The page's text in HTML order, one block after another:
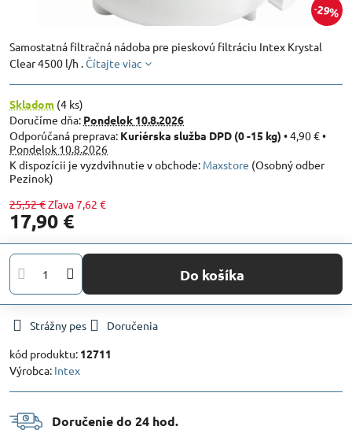
29%
Samostatná filtračná nádoba pre pieskovú filtráciu Intex Krystal
Clear 4500 l/h .Čítajte viac
Skladom (4 ks)
Doručíme dňa: Pondelok 10.8.2026
Kuriérska služba DPD (0 -15 kg) •4,90 €•
Pondelok 10.8.2026
Maxstore (Osobný odber
Pezinok)
25,52 €Zľava7,62 €
17,90 €
Do košíka
Strážny pes
Doručenia
kód produktu: 12711
Výrobca: Intex
Doručenie do 24 hod​.